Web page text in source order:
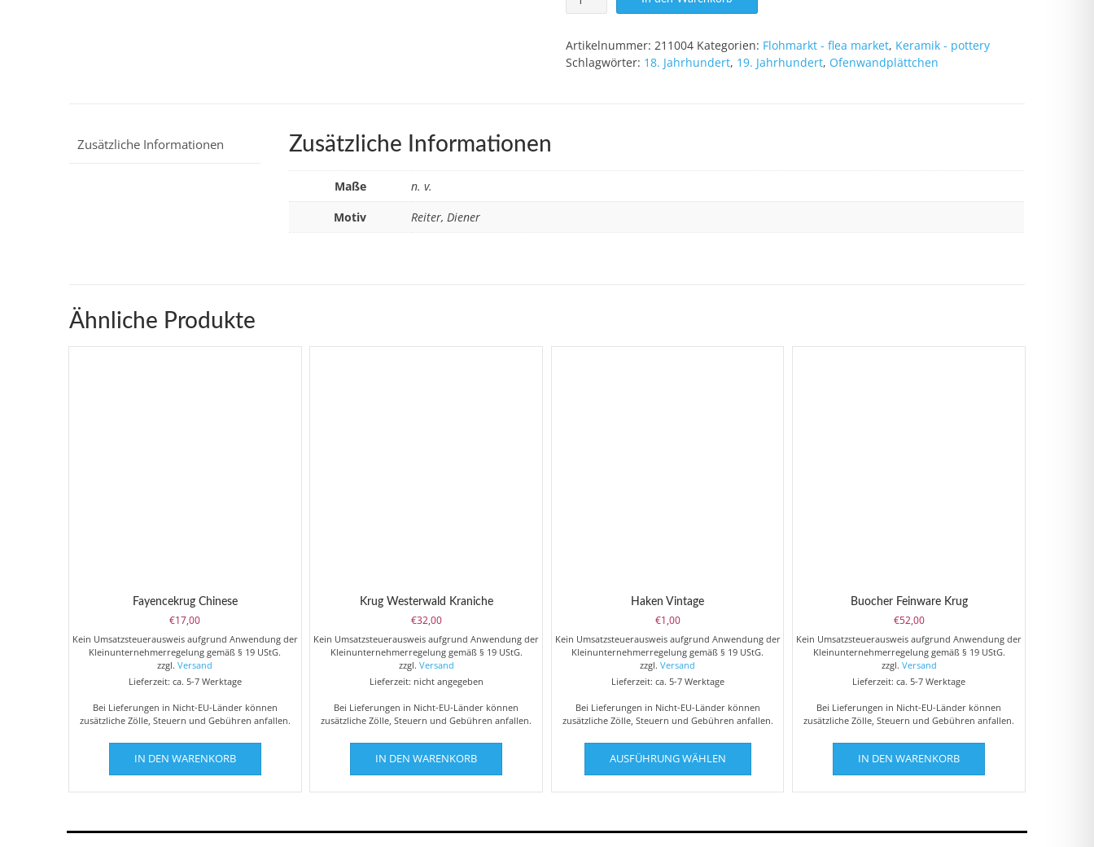
eines
Ofenwandplättchens
Menge
Artikelnummer:211004 Kategorien: Flohmarkt - flea market, Keramik - pottery
Schlagwörter: 18. Jahrhundert, 19. Jahrhundert, Ofenwandplättchen
Zusätzliche Informationen Zusätzliche Informationen
Maße
n. v.
Motiv
Reiter, Diener
Ähnliche Produkte
Fayencekrug Chinese
€17,00
Kein Umsatzsteuerausweis aufgrund Anwendung der
Kleinunternehmerregelung gemäß § 19 UStG.
zzgl.Versand
Lieferzeit: ca. 5-7 Werktage
Bei Lieferungen in Nicht-EU-Länder können
zusätzliche Zölle, Steuern und Gebühren anfallen.
IN DEN WARENKORB
Krug Westerwald Kraniche
€32,00
Kein Umsatzsteuerausweis aufgrund Anwendung der
Kleinunternehmerregelung gemäß § 19 UStG.
zzgl. Versand
Lieferzeit: nicht angegeben
Bei Lieferungen in Nicht-EU-Länder können
zusätzliche Zölle, Steuern und Gebühren anfallen.
IN DEN WARENKORB
Haken Vintage
€1,00
Kein Umsatzsteuerausweis aufgrund Anwendung der
Kleinunternehmerregelung gemäß § 19 UStG.
zzgl.Versand
Lieferzeit: ca. 5-7 Werktage
Bei Lieferungen in Nicht-EU-Länder können
zusätzliche Zölle, Steuern und Gebühren anfallen.
AUSFÜHRUNG WÄHLEN
Dieses
weist
mehrere
auf.
Buocher Feinware Krug
€52,00
Kein Umsatzsteuerausweis aufgrund Anwendung der
Kleinunternehmerregelung gemäß § 19 UStG.
zzgl. Versand
Lieferzeit: ca. 5-7 Werktage
Bei Lieferungen in Nicht-EU-Länder können
zusätzliche Zölle, Steuern und Gebühren anfallen.
IN DEN WARENKORB